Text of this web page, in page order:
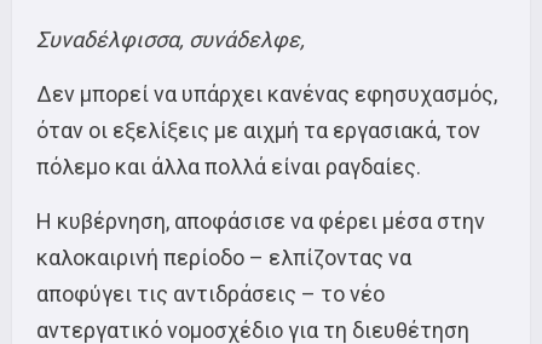
Συναδέλφισσα, συνάδελφε,
Δεν μπορεί να υπάρχει κανένας εφησυχασμός,
όταν οι εξελίξεις με αιχμή τα εργασιακά, τον
πόλεμο και άλλα πολλά είναι ραγδαίες.
Η κυβέρνηση, αποφάσισε να φέρει μέσα στην
καλοκαιρινή περίοδο – ελπίζοντας να
αποφύγει τις αντιδράσεις – το νέο
αντεργατικό νομοσχέδιο για τη διευθέτηση